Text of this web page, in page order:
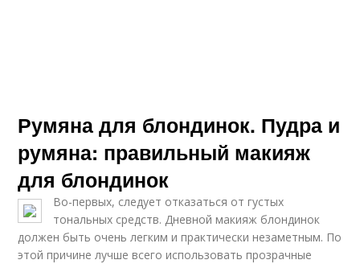
Румяна для блондинок. Пудра и
румяна: правильный макияж
для блондинок
Во-первых, следует отказаться от густых
тональных средств. Дневной макияж блондинок
должен быть очень легким и практически незаметным. По
этой причине лучше всего использовать прозрачные